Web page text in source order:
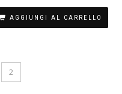
AGGIUNGI AL CARRELLO
2